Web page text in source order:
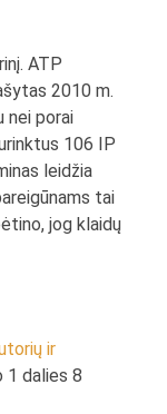
ATP
2010 m.
nei porai
106 IP
leidžia
tai
jog klaidų
ir
1 dalies 8